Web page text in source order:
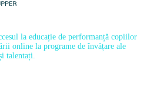
la educație de performanță copiilor
online la programe de învățare ale
talentați.